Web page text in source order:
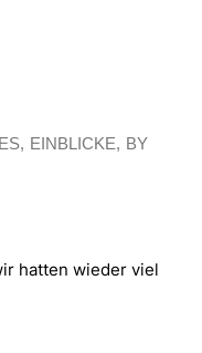
EINBLICKE
BY
hatten wieder viel